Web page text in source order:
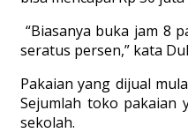
“Biasanya buka jam 8
seratus persen,” kata
Pakaian yang dijual
Sejumlah toko pakaian
sekolah.